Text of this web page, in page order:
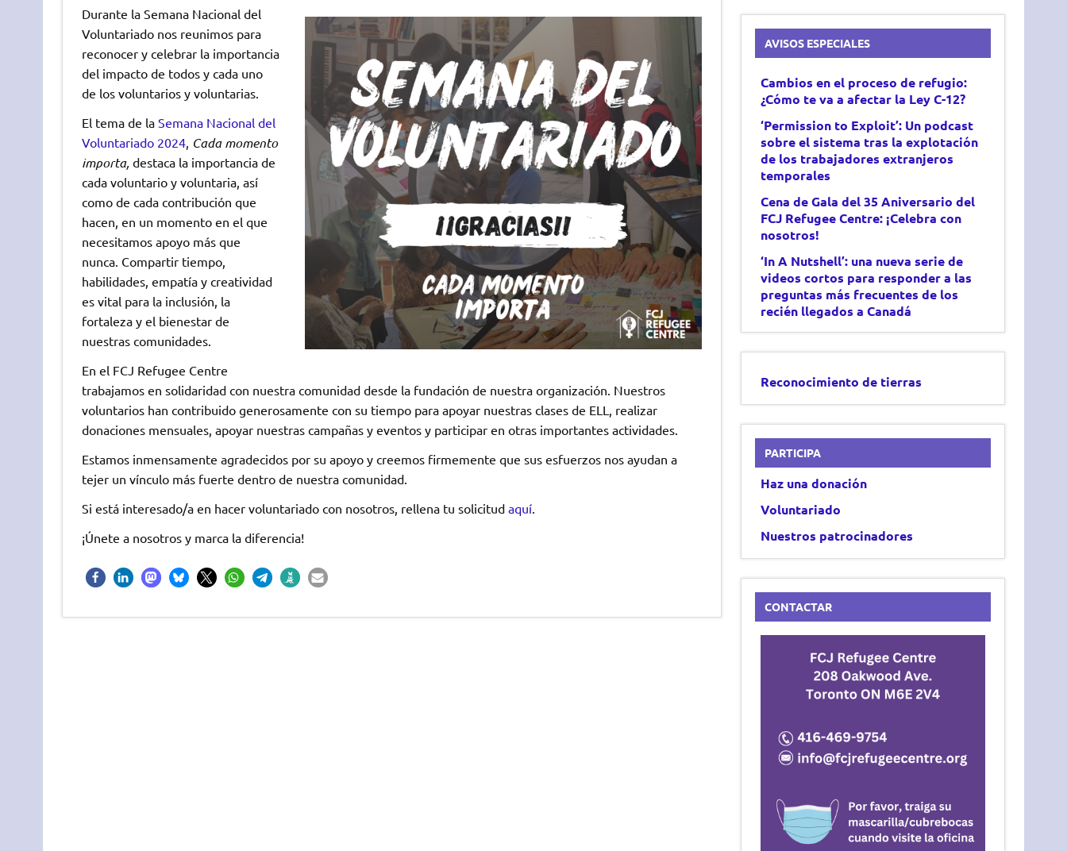
Durante la Semana Nacional del
Voluntariado nos reunimos para
reconocer y celebrar la importancia
del impacto de todos y cada uno
de los voluntarios y voluntarias.
El tema de la Semana Nacional del
Voluntariado 2024, Cada momento
importa, destaca la importancia de
cada voluntario y voluntaria, así
como de cada contribución que
hacen, en un momento en el que
necesitamos apoyo más que
nunca. Compartir tiempo,
habilidades, empatía y creatividad
es vital para la inclusión, la
fortaleza y el bienestar de
nuestras comunidades.
En el FCJ Refugee Centre
trabajamos en solidaridad con nuestra comunidad desde la fundación de nuestra organización. Nuestros
voluntarios han contribuido generosamente con su tiempo para apoyar nuestras clases de ELL, realizar
donaciones mensuales, apoyar nuestras campañas y eventos y participar en otras importantes actividades.
Estamos inmensamente agradecidos por su apoyo y creemos firmemente que sus esfuerzos nos ayudan a
tejer un vínculo más fuerte dentro de nuestra comunidad.
Si está interesado/a en hacer voluntariado con nosotros, rellena tu solicitud aquí.
¡Únete a nosotros y marca la diferencia!
AVISOS ESPECIALES
Cambios en el proceso de refugio:
¿Cómo te va a afectar la Ley C-12?
‘Permission to Exploit’: Un podcast
sobre el sistema tras la explotación
de los trabajadores extranjeros
temporales
Cena de Gala del 35 Aniversario del
FCJ Refugee Centre: ¡Celebra con
nosotros!
‘In A Nutshell’: una nueva serie de
videos cortos para responder a las
preguntas más frecuentes de los
recién llegados a Canadá
Reconocimiento de tierras
PARTICIPA
Haz una donación
Voluntariado
Nuestros patrocinadores
CONTACTAR